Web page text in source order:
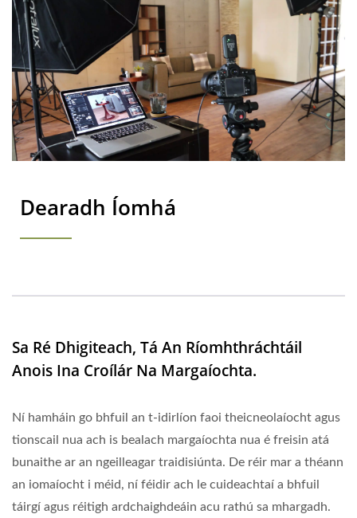
Dearadh Íomhá
Sa Ré Dhigiteach, Tá An Ríomhthráchtáil
Anois Ina Croílár Na Margaíochta.
Ní hamháin go bhfuil an t-idirlíon faoi theicneolaíocht agus
tionscail nua ach is bealach margaíochta nua é freisin atá
bunaithe ar an ngeilleagar traidisiúnta. De réir mar a théann
an iomaíocht i méid, ní féidir ach le cuideachtaí a bhfuil
táirgí agus réitigh ardchaighdeáin acu rathú sa mhargadh.